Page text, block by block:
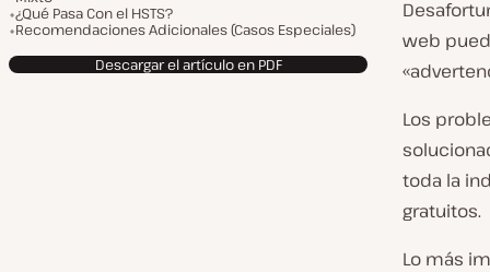
¿Qué Pasa Con el HSTS?
Recomendaciones Adicionales (Casos Especiales)
Descargar el artículo en PDF
web
Los
toda la
gratuitos.
Lo más